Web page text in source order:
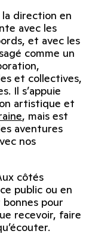
la direction en
avec les
et avec les
comme un
et collectives,
Il s’appuie
artistique et
, mais est
aventures
nos
côtés
public ou en
pour
recevoir, faire